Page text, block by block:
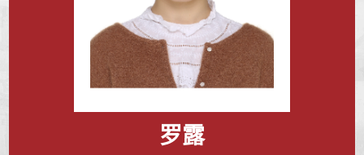
罗露